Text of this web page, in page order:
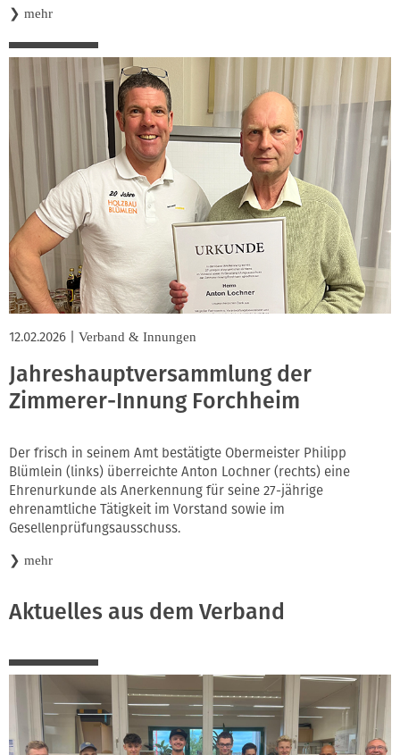
❯ mehr
12.02.2026 Verband & Innungen
Jahreshauptversammlung der
Zimmerer-Innung Forchheim
Der frisch in seinem Amt bestätigte Obermeister Philipp
Blümlein (links) überreichte Anton Lochner (rechts) eine
Ehrenurkunde als Anerkennung für seine 27-jährige
ehrenamtliche Tätigkeit im Vorstand sowie im
Gesellenprüfungsausschuss.
❯ mehr
Aktuelles aus dem Verband